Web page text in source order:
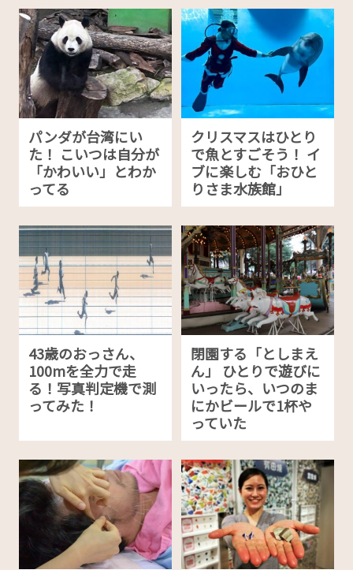
パンダが台湾にい
た！ こいつは自分が
「かわいい」とわか
ってる
クリスマスはひとり
で魚とすごそう！ イ
ブに楽しむ「おひと
りさま水族館」
43歳のおっさん、
100mを全力で走
る！写真判定機で測
ってみた！
閉園する「としまえ
ん」 ひとりで遊びに
いったら、いつのま
にかビールで1杯や
っていた